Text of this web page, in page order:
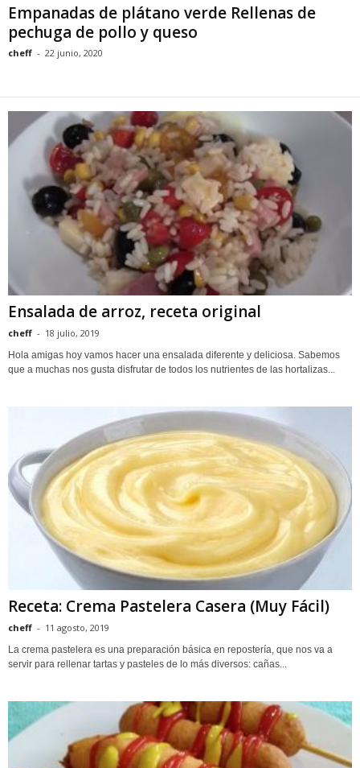
Empanadas de plátano verde Rellenas de
pechuga de pollo y queso
cheff - 22 junio, 2020
Ensalada de arroz, receta original
cheff - 18 julio, 2019
Hola amigas hoy vamos hacer una ensalada diferente y deliciosa. Sabemos
que a muchas nos gusta disfrutar de todos los nutrientes de las hortalizas...
Receta: Crema Pastelera Casera (Muy Fácil)
cheff - 11 agosto, 2019
La crema pastelera es una preparación básica en repostería, que nos va a
servir para rellenar tartas y pasteles de lo más diversos: cañas...